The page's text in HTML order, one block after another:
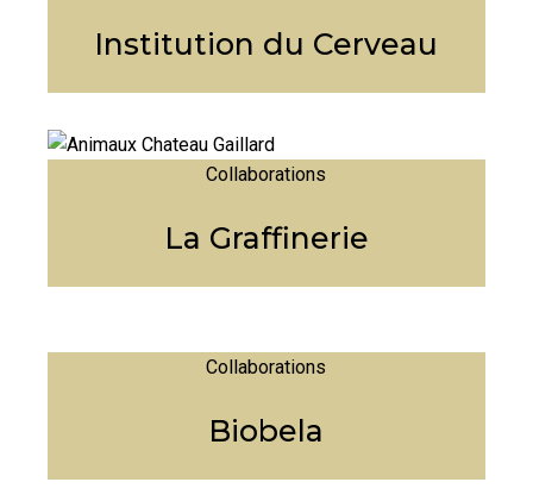
Institution du Cerveau
Collaborations
La Graffinerie
Collaborations
Biobela